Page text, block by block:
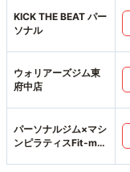
KICK THE BEAT パー
ソナル
ウォリアーズジム東
府中店
パーソナルジム×マシ
ンピラティスFit-me